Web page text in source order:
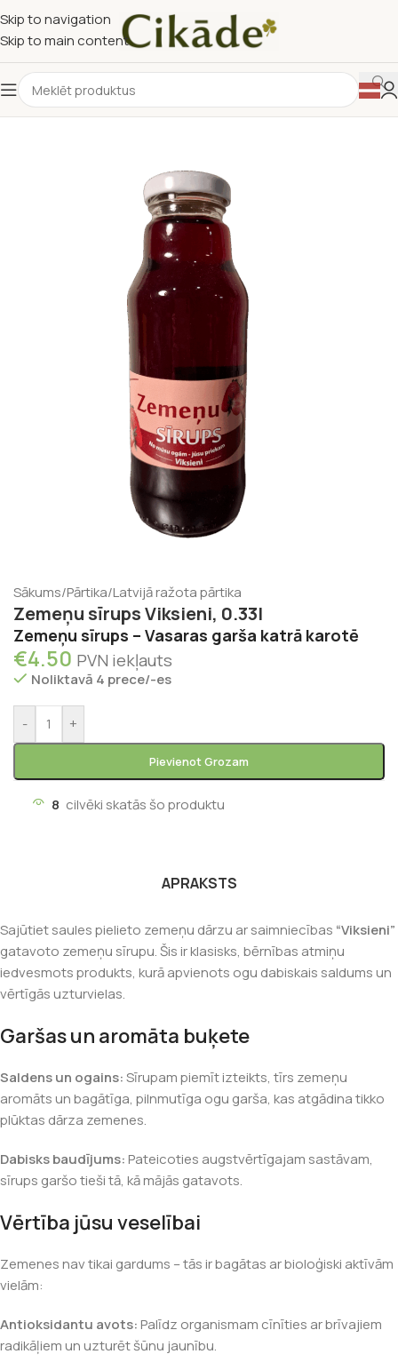
Skip to navigation
Skip to main content
Sākums/Pārtika/Latvijā ražota pārtika
Zemeņu sīrups Viksieni, 0.33l
Zemeņu sīrups – Vasaras garša katrā karotē
€4.50 PVN iekļauts
Noliktavā 4 prece/-es
- +
Pievienot Grozam
8 cilvēki skatās šo produktu
APRAKSTS
Sajūtiet saules pielieto zemeņu dārzu ar saimniecības “Viksieni”
gatavoto zemeņu sīrupu. Šis ir klasisks, bērnības atmiņu
iedvesmots produkts, kurā apvienots ogu dabiskais saldums un
vērtīgās uzturvielas.
Garšas un aromāta buķete
Saldens un ogains:Sīrupam piemīt izteikts, tīrs zemeņu
aromāts un bagātīga, pilnmutīga ogu garša, kas atgādina tikko
plūktas dārza zemenes.
Dabisks baudījums:Pateicoties augstvērtīgajam sastāvam,
sīrups garšo tieši tā, kā mājās gatavots.
Vērtība jūsu veselībai
Zemenes nav tikai gardums – tās ir bagātas ar bioloģiski aktīvām
vielām:
Antioksidantu avots:Palīdz organismam cīnīties ar brīvajiem
radikāļiem un uzturēt šūnu jaunību.